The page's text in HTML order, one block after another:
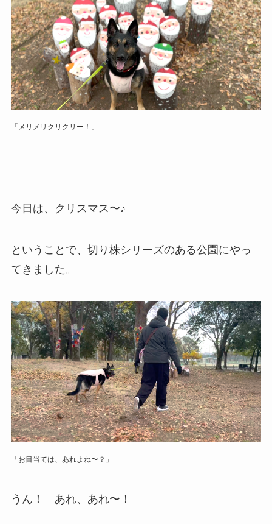
「メリメリクリクリー！」
今日は、クリスマス〜♪
ということで、切り株シリーズのある公園にやっ
てきました。
「お目当ては、あれよね〜？」
うん！ あれ、あれ〜！